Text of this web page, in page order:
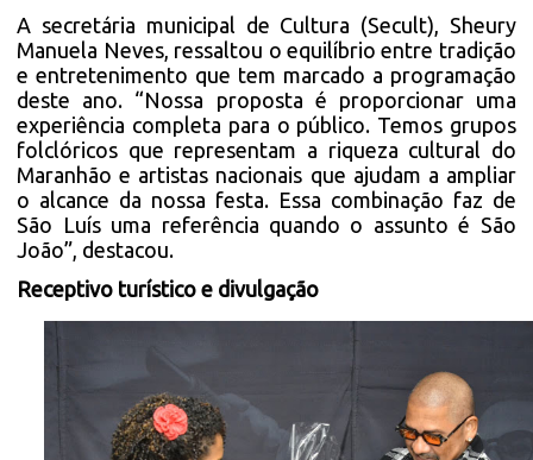
A secretária municipal de Cultura (Secult), Sheury
Manuela Neves, ressaltou o equilíbrio entre tradição
e entretenimento que tem marcado a programação
deste ano. “Nossa proposta é proporcionar uma
experiência completa para o público. Temos grupos
folclóricos que representam a riqueza cultural do
Maranhão e artistas nacionais que ajudam a ampliar
o alcance da nossa festa. Essa combinação faz de
São Luís uma referência quando o assunto é São
João”, destacou.
Receptivo turístico e divulgação